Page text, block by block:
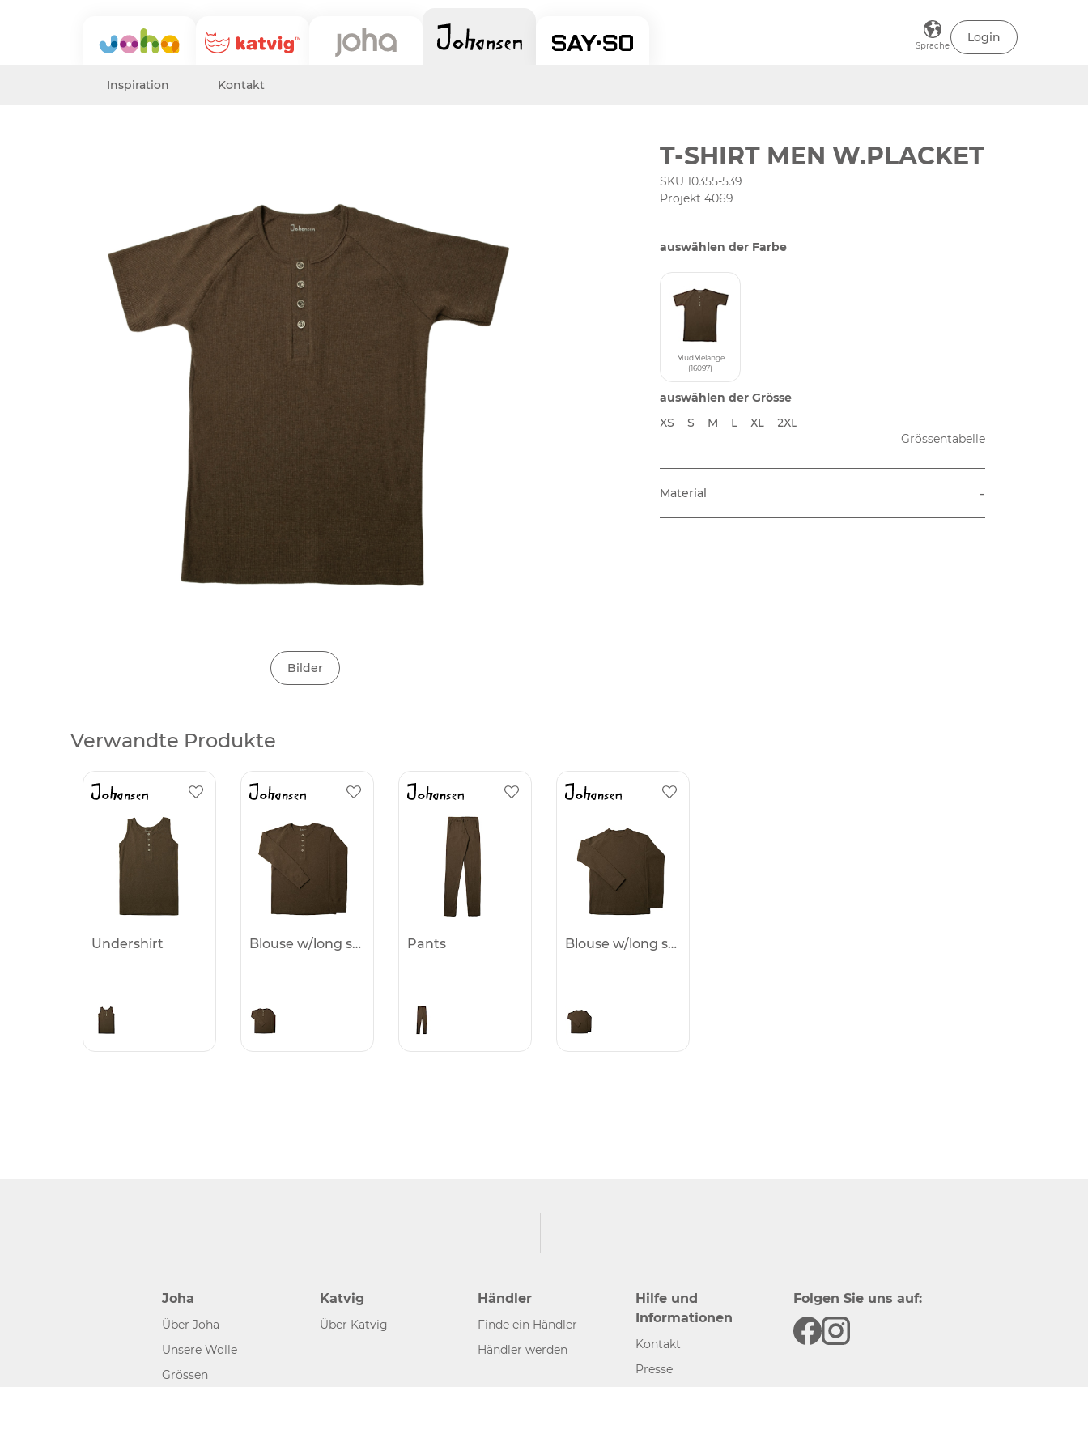
Sprache
Login
Inspiration Kontakt
Bilder
T-SHIRT MEN W.PLACKET
SKU 10355-539
Projekt 4069
auswählen der Farbe
MudMelange
(16097)
auswählen der Grösse
XS
S M L XL
2XL
Grössentabelle
Material -
Verwandte Produkte
Undershirt Blouse w/long sleeves Pants Blouse w/long sleeves
Joha
Über Joha
Unsere Wolle
Grössen
Katvig
Über Katvig
Händler
Finde ein Händler
Händler werden
Hilfe und
Informationen
Kontakt
Presse
Folgen Sie uns auf: